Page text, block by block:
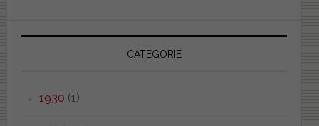
CATEGORIE
1930 (1)